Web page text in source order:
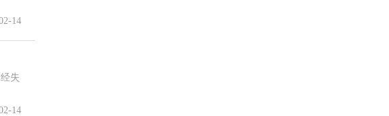
14
失
14